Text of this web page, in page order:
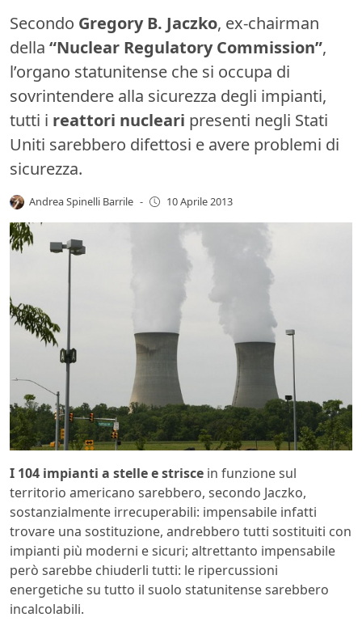
Secondo Gregory B. Jaczko, ex-chairman
della “Nuclear Regulatory Commission”,
l’organo statunitense che si occupa di
sovrintendere alla sicurezza degli impianti,
tutti i reattori nucleari presenti negli Stati
Uniti sarebbero difettosi e avere problemi di
sicurezza.
Andrea Spinelli Barrile - 10 Aprile 2013
I 104 impianti a stelle e strisce in funzione sul
territorio americano sarebbero, secondo Jaczko,
sostanzialmente irrecuperabili: impensabile infatti
trovare una sostituzione, andrebbero tutti sostituiti con
impianti più moderni e sicuri; altrettanto impensabile
però sarebbe chiuderli tutti: le ripercussioni
energetiche su tutto il suolo statunitense sarebbero
incalcolabili.